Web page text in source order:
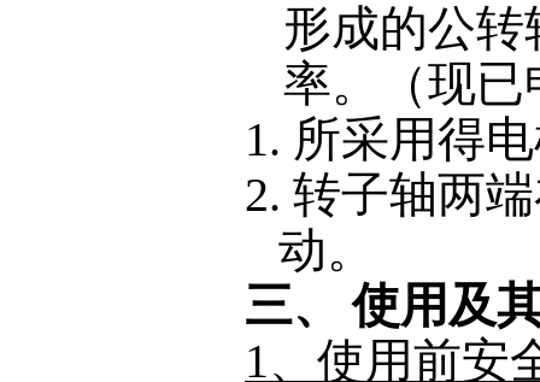
形成的公转
率。（现已
1. 所采用得
2. 转子轴两
动。
三、
使用及
1、使用前安